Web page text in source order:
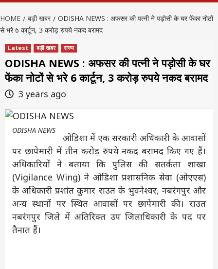
HOME बड़ी खबर
ODISHA NEWS : अफसर की पत्नी ने पड़ोसी के घर फेंका नोटों
से भरे 6 कार्टून, 3 करोड़ रुपये नकद बरामद
Latest बड़ी खबर राज्य
ODISHA NEWS : अफसर की पत्नी ने पड़ोसी के घर
फेंका नोटों से भरे 6 कार्टून, 3 करोड़ रुपये नकद बरामद
3 years ago
ODISHA NEWS
ओडिशा में एक सरकारी अधिकारी के आवासों
पर छापेमारी में तीन करोड़ रुपये नकद बरामद किए गए हैं।
अधिकारियों ने बताया कि पुलिस की सतर्कता शाखा
(Vigilance Wing) ने ओडिशा प्रशासनिक सेवा (ओएएस)
के अधिकारी प्रशांत कुमार राउत के भुवनेश्वर, नबरंगपुर और
अन्य स्थानों पर स्थित आवासों पर छापेमारी की। राउत
नबरंगपुर जिले में अतिरिक्त उप जिलाधिकारी के पद पर
तैनात हैं।